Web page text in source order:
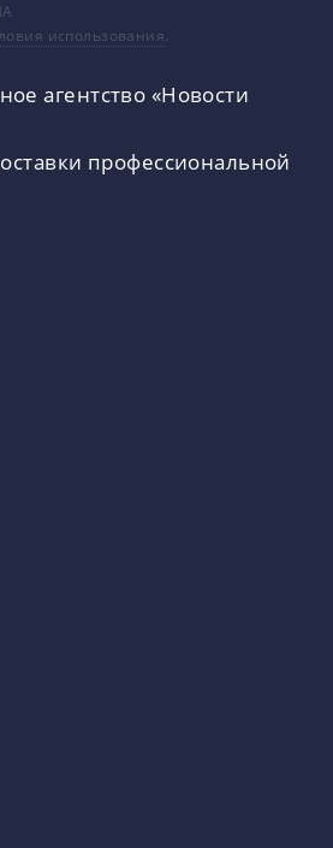
использования.
агентство «Новости
профессиональной